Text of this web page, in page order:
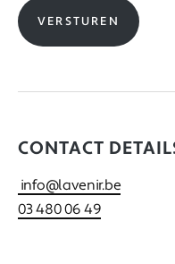
CONTACT
info@lavenir.be
03 480 06 49